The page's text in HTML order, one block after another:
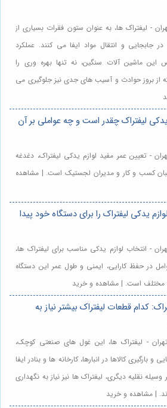
- لیفتراک ها، به عنوان ستون فقرات بسیاری از
جابجایی و انتقال مواد ایفا می کنند. عملکرد
ماشین آلات سنگین، نه تنها بهره وری را
از بروز حوادث و آسیب های جدی نیز جلوگیری می
یدکی لیفتراک چقدر است و چه عواملی بر آن
- تعیین عمر مفید لوازم یدکی لیفتراک، دغدغه
کسب و کار و مدیران لجستیک است. | مشاهده
یدکی لیفتراک را برای دستگاه خود پیدا
- انتخاب لوازم یدکی مناسب برای لیفتراک ها،
در حفظ کارایی، ایمنی و طول عمر این دستگاه
مختلف است. | مشاهده و خرید
کدام قطعات لیفتراک بیشتر نیاز به
- لیفتراک ها، این غول های صنعتی کوچک،
بارگیری کالاها در انبارها، کارخانه ها و بنادر ایفا
نقلیه دیگری، لیفتراک ها نیز نیاز به نگهداری
| مشاهده و خرید